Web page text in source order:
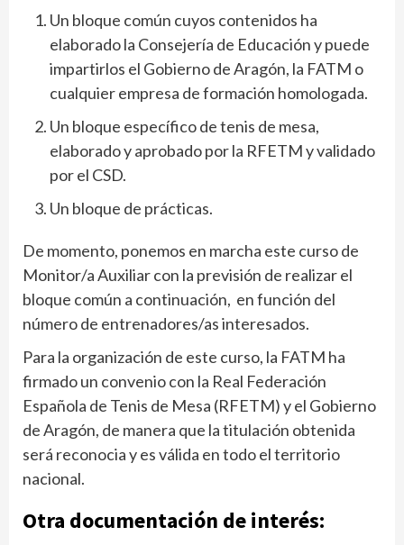
Un bloque común cuyos contenidos ha
elaborado la Consejería de Educación y puede
impartirlos el Gobierno de Aragón, la FATM o
cualquier empresa de formación homologada.
Un bloque específico de tenis de mesa,
elaborado y aprobado por la RFETM y validado
por el CSD.
Un bloque de prácticas.
De momento, ponemos en marcha este curso de
Monitor/a Auxiliar con la previsión de realizar el
bloque común a continuación, en función del
número de entrenadores/as interesados.
Para la organización de este curso, la FATM ha
firmado un convenio con la Real Federación
Española de Tenis de Mesa (RFETM) y el Gobierno
de Aragón, de manera que la titulación obtenida
será reconocia y es válida en todo el territorio
nacional.
Otra documentación de interés: